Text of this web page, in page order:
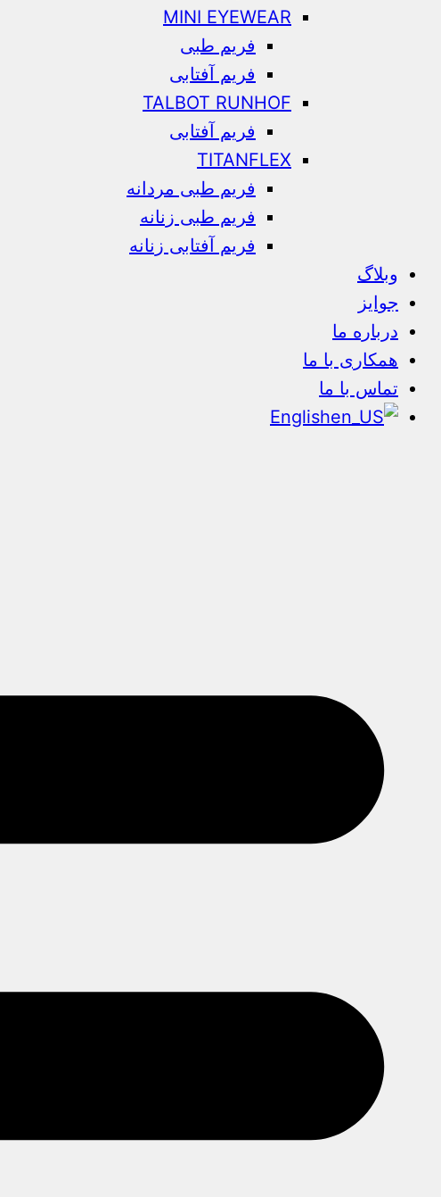
MINI EYEWEAR
فریم طبی
فریم آفتابی
TALBOT RUNHOF
فریم آفتابی
TITANFLEX
فریم طبی مردانه
فریم طبی زنانه
فریم آفتابی زنانه
وبلاگ
جوایز
درباره ما
همکاری با ما
تماس با ما
English